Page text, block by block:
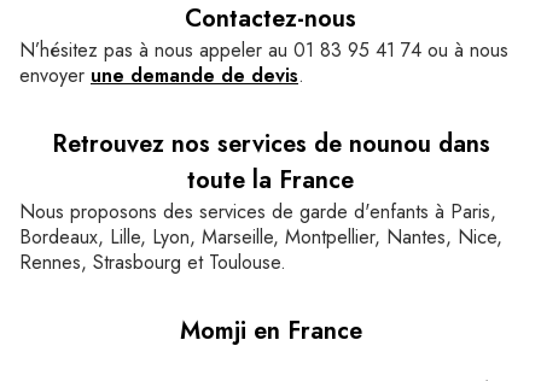
Contactez-nous
N’hésitez pas à nous appeler au 01 83 95 41 74 ou à nous
envoyer une demande de devis.
Retrouvez nos services de nounou dans
toute la France
Nous proposons des services de garde d'enfants à Paris,
Bordeaux, Lille, Lyon, Marseille, Montpellier, Nantes, Nice,
Rennes, Strasbourg et Toulouse.
Momji en France